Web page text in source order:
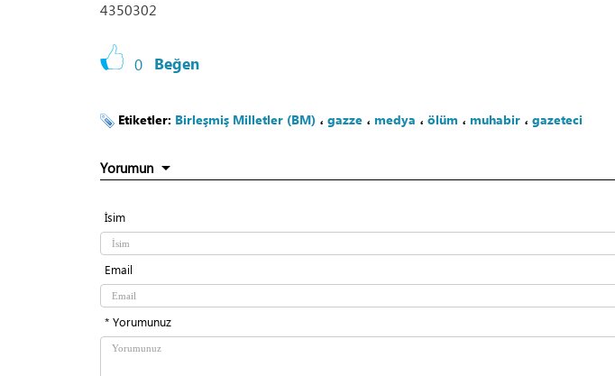
4350302
0 Beğen
Etiketler: Birleşmiş Milletler (BM) ، gazze ، medya ، ölüm ، muhabir ، gazeteci
Yorumun
İsim
Email
* Yorumunuz